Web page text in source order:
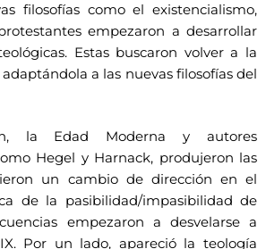
filosofías como el existencialismo,
empezaron a desarrollar
Estas buscaron volver a la
a las nuevas filosofías del
la Edad Moderna y autores
Hegel y Harnack, produjeron las
un cambio de dirección en el
de la pasibilidad/impasibilidad de
empezaron a desvelarse a
Por un lado, apareció la teología